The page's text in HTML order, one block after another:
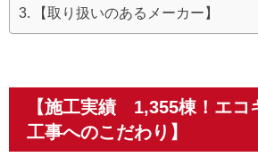
【取り扱いのあるメーカー】
【施工実績 1,355棟！エコ
工事へのこだわり】